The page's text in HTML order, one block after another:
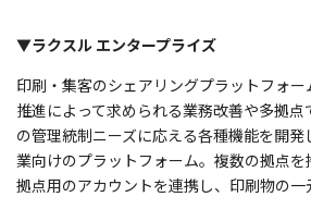
▼ラクスル エンタープライズ
印刷・集客のシェアリングプラットフォ
推進によって求められる業務改善や多拠
の管理統制ニーズに応える各種機能を開
業向けのプラットフォーム。複数の拠点
拠点用のアカウントを連携し、印刷物の